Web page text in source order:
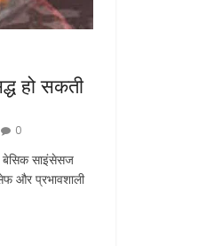
हो सकती
0
बेसिक साइंसेसज
और प्रभावशाली